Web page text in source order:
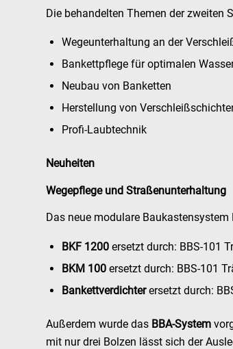
Die behandelten Themen der zweiten
Wegeunterhaltung an der
Bankettpflege für optimalen
Neubau von Banketten
Herstellung von
Profi-Laubtechnik
Neuheiten
Wegepflege und Straßenunterhaltung
Das neue modulare
BKF 1200 ersetzt durch: BBS-101
BKM 100 ersetzt durch: BBS-101
Bankettverdichterersetzt durch:
Außerdem wurde das BBA-System
mit nur drei Bolzen lässt sich der